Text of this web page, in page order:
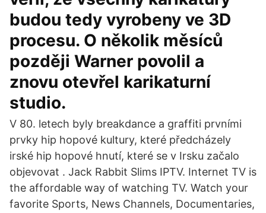
budou tedy vyrobeny ve 3D
procesu. O několik měsíců
později Warner povolil a
znovu otevřel karikaturní
studio.
V 80. letech byly breakdance a graffiti prvními
prvky hip hopové kultury, které předcházely
irské hip hopové hnutí, které se v Irsku začalo
objevovat . Jack Rabbit Slims IPTV. Internet TV is
the affordable way of watching TV. Watch your
favorite Sports, News Channels, Documentaries,